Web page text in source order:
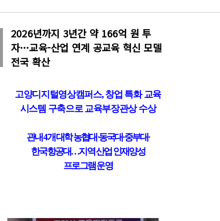
2026년까지 3년간 약 166억 원 투
자…교육-산업 연계 공교육 혁신 모델
전국 확산
고양디지털영상캠퍼스,창업 특화 교육
시스템 구축으로 교육부장관상 수상
관내4개 대학 농협대·동국대·중부대·
한국항공대…지역 산업 인재양성
프로그램 운영